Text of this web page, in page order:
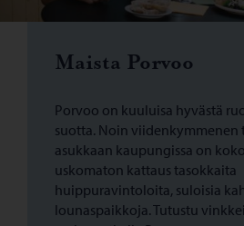
Maista Porvoo
Porvoo on kuuluisa hyvästä
suotta. Noin viidenkymmenen
asukkaan kaupungissa on
uskomaton kattaus tasokkaita
huippuravintoloita, suloisia
lounaspaikkoja. Tutustu